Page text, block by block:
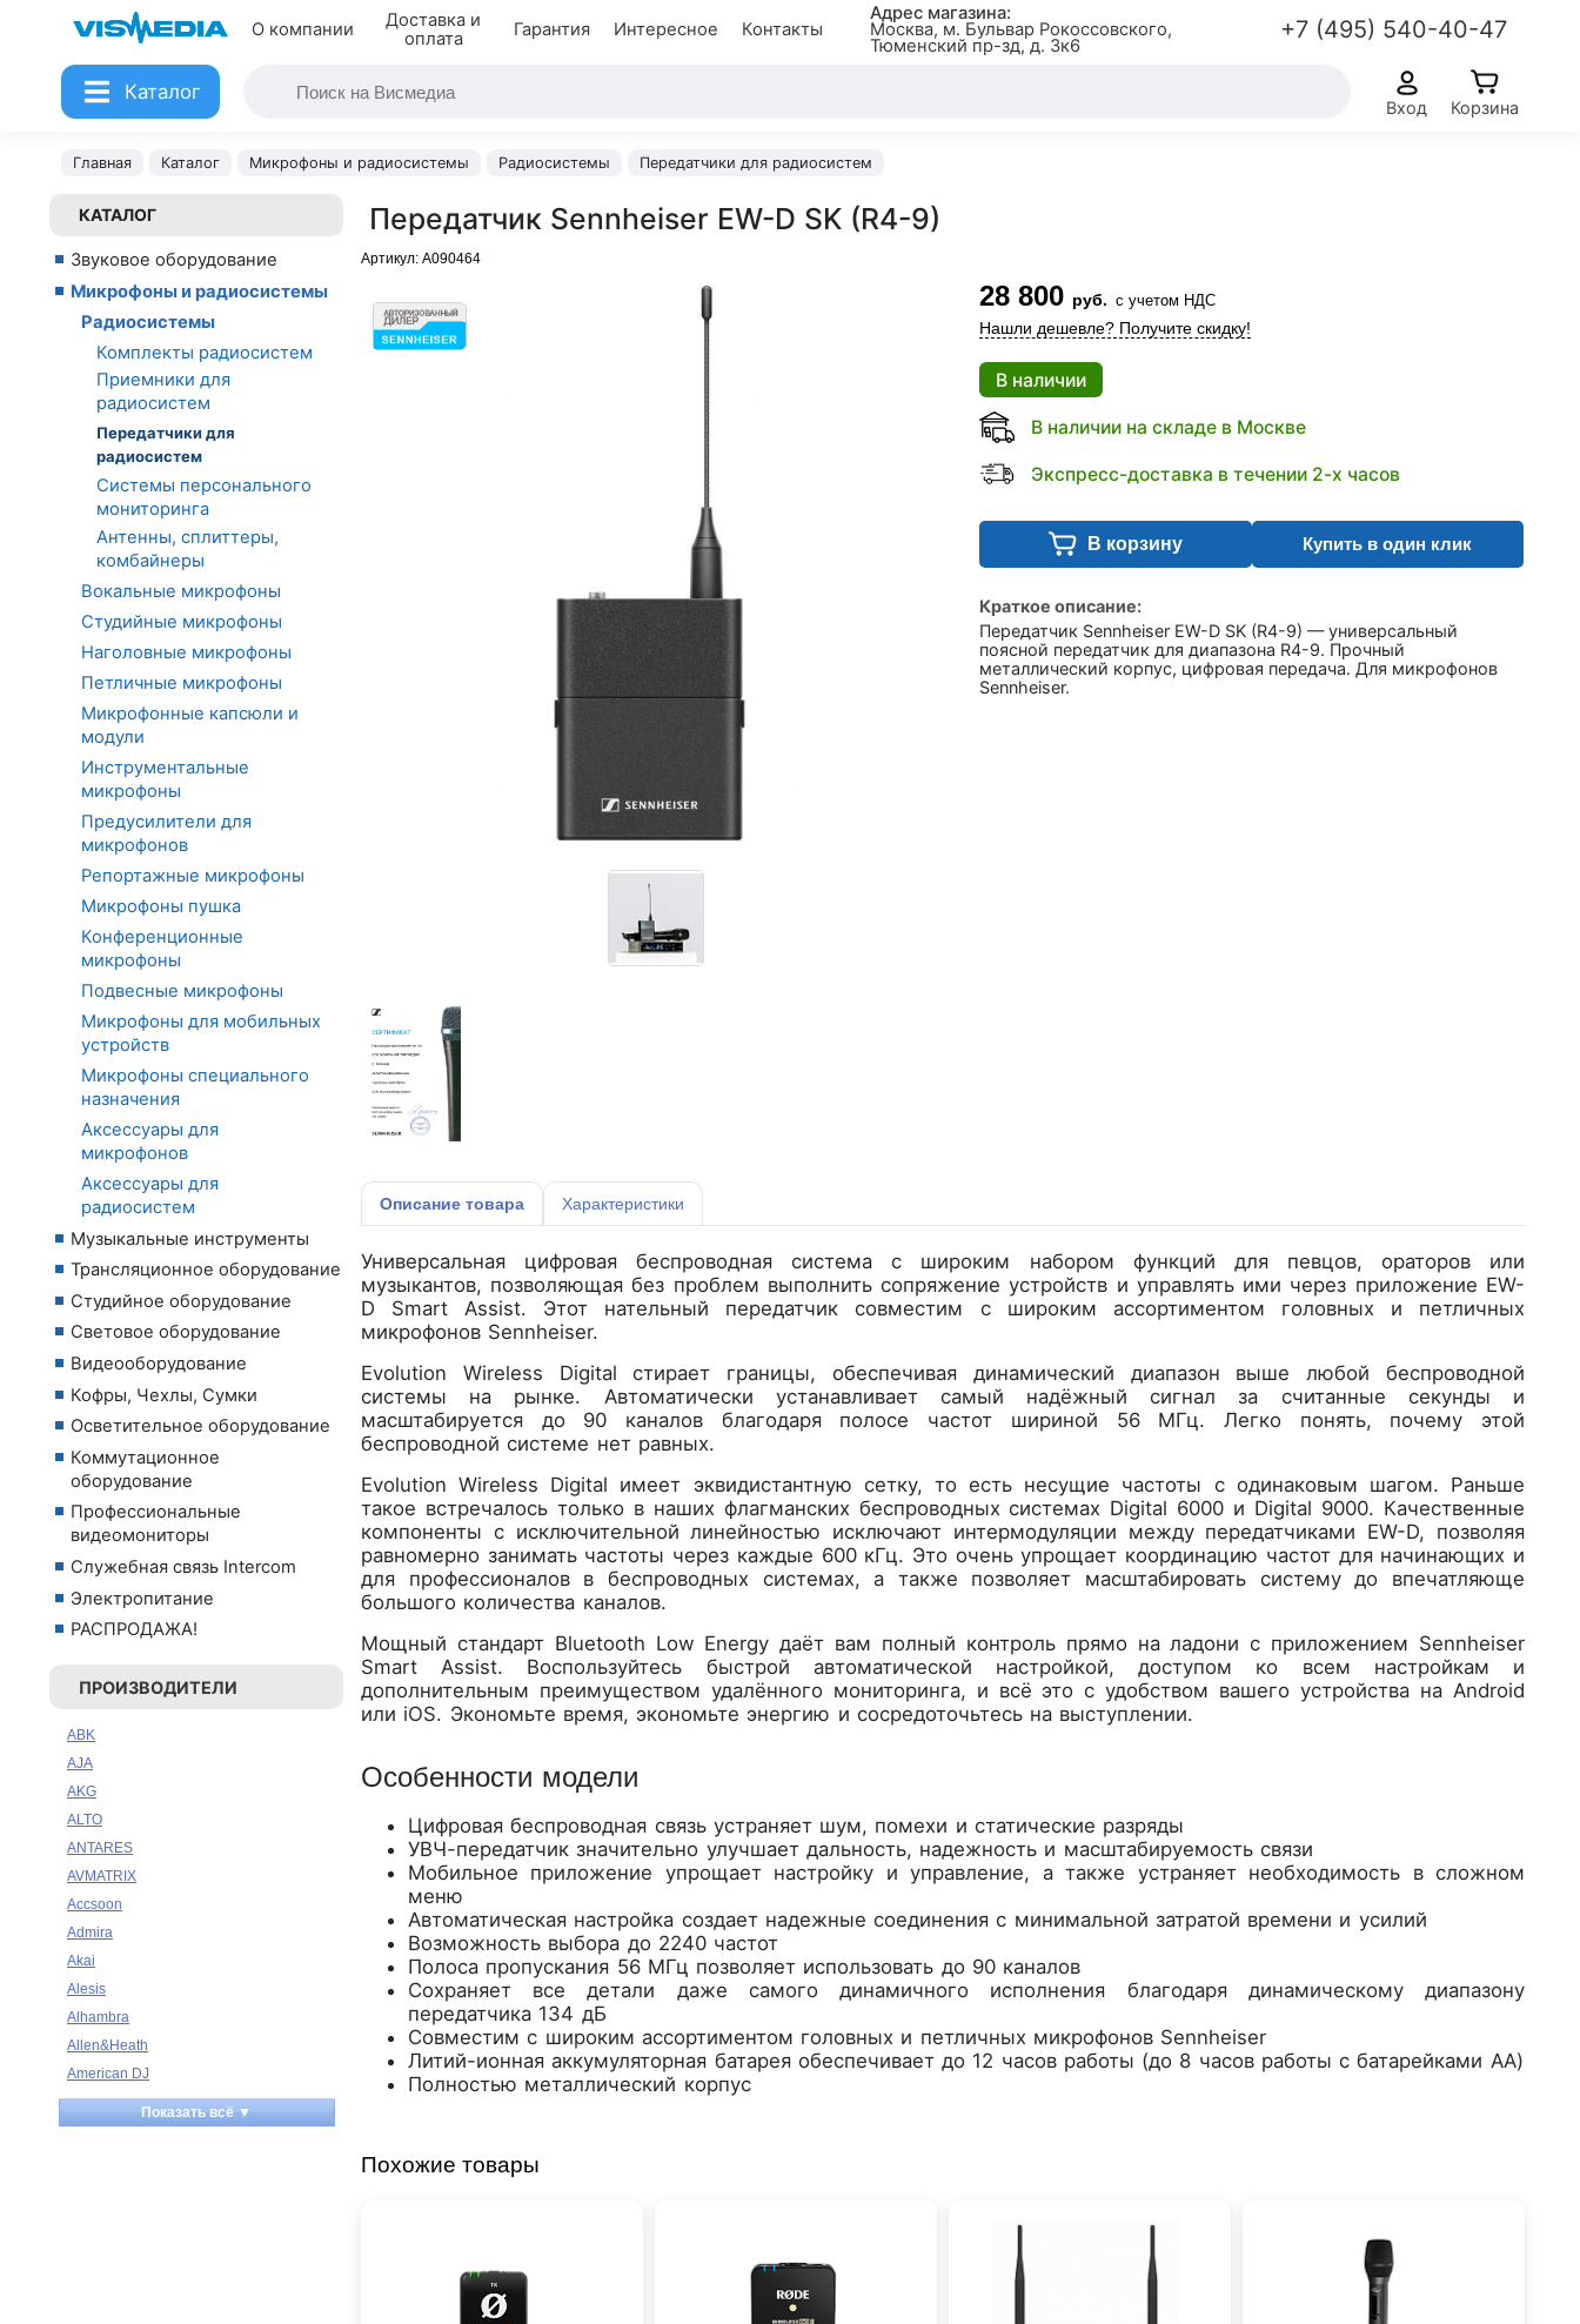
О компании
Доставка и
оплата
Гарантия Интересное Контакты
Адрес магазина:
Москва, м. Бульвар Рокоссовского,
Тюменский пр-зд, д. 3к6
+7 (495) 540-40-47
Каталог
Вход Корзина
Главная Каталог Микрофоны и радиосистемы Радиосистемы Передатчики для радиосистем
КАТАЛОГ
Звуковое оборудование
Микрофоны и радиосистемы
Радиосистемы
Комплекты радиосистем
Приемники для
радиосистем
Передатчики для
радиосистем
Системы персонального
мониторинга
Антенны, сплиттеры,
комбайнеры
Вокальные микрофоны
Студийные микрофоны
Наголовные микрофоны
Петличные микрофоны
Микрофонные капсюли и
модули
Инструментальные
микрофоны
Предусилители для
микрофонов
Репортажные микрофоны
Микрофоны пушка
Конференционные
микрофоны
Подвесные микрофоны
Микрофоны для мобильных
устройств
Микрофоны специального
назначения
Аксессуары для
микрофонов
Аксессуары для
радиосистем
Музыкальные инструменты
Трансляционное оборудование
Студийное оборудование
Световое оборудование
Видеооборудование
Кофры, Чехлы, Сумки
Осветительное оборудование
Коммутационное
оборудование
Профессиональные
видеомониторы
Служебная связь Intercom
Электропитание
РАСПРОДАЖА!
ПРОИЗВОДИТЕЛИ
ABK
AJA
AKG
ALTO
ANTARES
AVMATRIX
Accsoon
Admira
Akai
Alesis
Alhambra
Allen&Heath
American DJ
Ampeg
Apart
Показать всё ▼
Передатчик Sennheiser EW-D SK (R4-9)
Артикул: A090464
28 800 руб. с учетом НДС
Нашли дешевле? Получите скидку!
В наличии
В наличии на складе в Москве
Экспресс-доставка в течении 2-х часов
В корзину Купить в один клик
Краткое описание:
Передатчик Sennheiser EW-D SK (R4-9) — универсальный
поясной передатчик для диапазона R4-9. Прочный
металлический корпус, цифровая передача. Для микрофонов
Sennheiser.
Описание товара Характеристики
Универсальная цифровая беспроводная система с широким набором функций для певцов, ораторов или
музыкантов, позволяющая без проблем выполнить сопряжение устройств и управлять ими через приложение EW-
D Smart Assist. Этот нательный передатчик совместим с широким ассортиментом головных и петличных
микрофонов Sennheiser.
Evolution Wireless Digital стирает границы, обеспечивая динамический диапазон выше любой беспроводной
системы на рынке. Автоматически устанавливает самый надёжный сигнал за считанные секунды и
масштабируется до 90 каналов благодаря полосе частот шириной 56 МГц. Легко понять, почему этой
беспроводной системе нет равных.
Evolution Wireless Digital имеет эквидистантную сетку, то есть несущие частоты с одинаковым шагом. Раньше
такое встречалось только в наших флагманских беспроводных системах Digital 6000 и Digital 9000. Качественные
компоненты с исключительной линейностью исключают интермодуляции между передатчиками EW-D, позволяя
равномерно занимать частоты через каждые 600 кГц. Это очень упрощает координацию частот для начинающих и
для профессионалов в беспроводных системах, а также позволяет масштабировать систему до впечатляюще
большого количества каналов.
Мощный стандарт Bluetooth Low Energy даёт вам полный контроль прямо на ладони с приложением Sennheiser
Smart Assist. Воспользуйтесь быстрой автоматической настройкой, доступом ко всем настройкам и
дополнительным преимуществом удалённого мониторинга, и всё это с удобством вашего устройства на Android
или iOS. Экономьте время, экономьте энергию и сосредоточьтесь на выступлении.
Особенности модели
Цифровая беспроводная связь устраняет шум, помехи и статические разряды
УВЧ-передатчик значительно улучшает дальность, надежность и масштабируемость связи
Мобильное приложение упрощает настройку и управление, а также устраняет необходимость в сложном
меню
Автоматическая настройка создает надежные соединения с минимальной затратой времени и усилий
Возможность выбора до 2240 частот
Полоса пропускания 56 МГц позволяет использовать до 90 каналов
Сохраняет все детали даже самого динамичного исполнения благодаря динамическому диапазону
передатчика 134 дБ
Совместим с широким ассортиментом головных и петличных микрофонов Sennheiser
Литий-ионная аккумуляторная батарея обеспечивает до 12 часов работы (до 8 часов работы с батарейками AA)
Полностью металлический корпус
Похожие товары